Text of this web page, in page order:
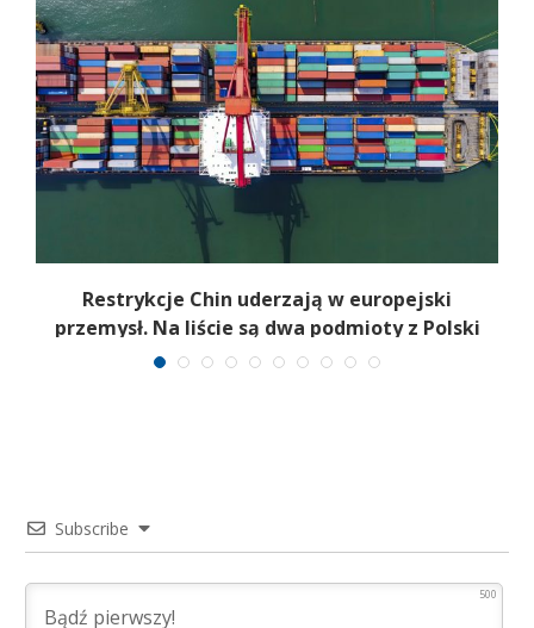
Restrykcje Chin uderzają w europejski
przemysł. Na liście są dwa podmioty z Polski
Subscribe
500